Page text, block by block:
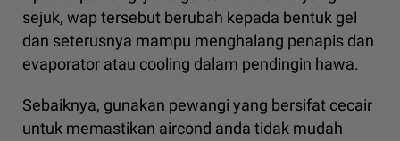
sejuk, wap tersebut berubah kepada bentuk gel
dan seterusnya mampu menghalang penapis dan
evaporator atau cooling dalam pendingin hawa.
Sebaiknya, gunakan pewangi yang bersifat cecair
untuk memastikan aircond anda tidak mudah